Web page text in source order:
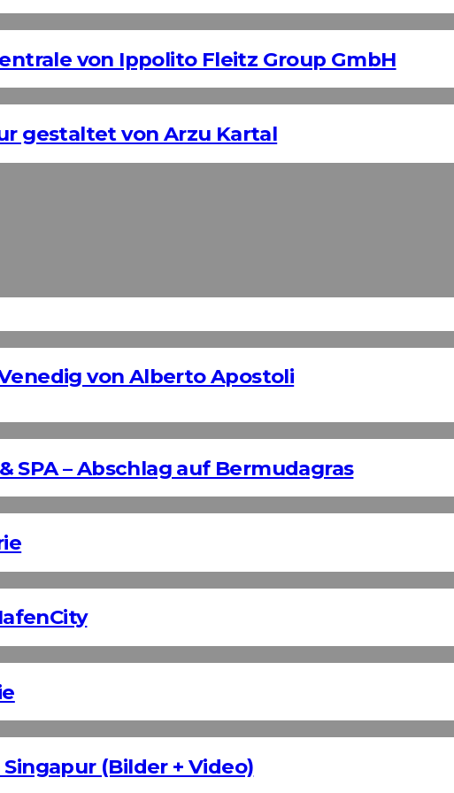
von Ippolito Fleitz Group GmbH
gestaltet von Arzu Kartal
von Alberto Apostoli
SPA – Abschlag auf Bermudagras
(Bilder + Video)